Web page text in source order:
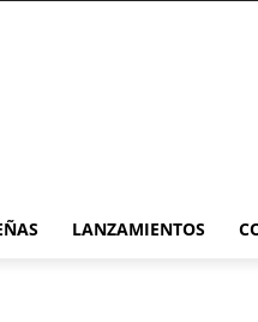
LANZAMIENTOS